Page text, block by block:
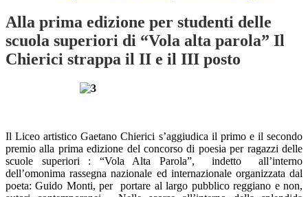
Alla prima edizione per studenti delle
scuola superiori di “Vola alta parola” Il
Chierici strappa il II e il III posto
Il Liceo artistico Gaetano Chierici s’aggiudica il primo e il secondo
premio alla prima edizione del concorso di poesia per ragazzi delle
scuole superiori : “Vola Alta Parola”, indetto all’interno
dell’omonima rassegna nazionale ed internazionale organizzata dal
poeta: Guido Monti, per portare al largo pubblico reggiano e non,